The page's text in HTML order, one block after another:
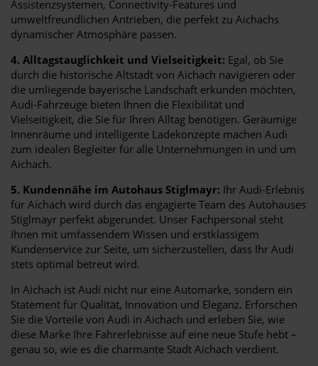
Assistenzsystemen, Connectivity-Features und
umweltfreundlichen Antrieben, die perfekt zu Aichachs
dynamischer Atmosphäre passen.
4. Alltagstauglichkeit und Vielseitigkeit: Egal, ob Sie
durch die historische Altstadt von Aichach navigieren oder
die umliegende bayerische Landschaft erkunden möchten,
Audi-Fahrzeuge bieten Ihnen die Flexibilität und
Vielseitigkeit, die Sie für Ihren Alltag benötigen. Geräumige
Innenräume und intelligente Ladekonzepte machen Audi
zum idealen Begleiter für alle Unternehmungen in und um
Aichach.
5. Kundennähe im Autohaus Stiglmayr: Ihr Audi-Erlebnis
für Aichach wird durch das engagierte Team des Autohauses
Stiglmayr perfekt abgerundet. Unser Fachpersonal steht
Ihnen mit umfassendem Wissen und erstklassigem
Kundenservice zur Seite, um sicherzustellen, dass Ihr Audi
stets optimal betreut wird.
In Aichach ist Audi nicht nur eine Automarke, sondern ein
Statement für Qualität, Innovation und Eleganz. Erforschen
Sie die Vorteile von Audi in Aichach und erleben Sie, wie
diese Marke Ihre Fahrerlebnisse auf eine neue Stufe hebt –
genau so, wie es die charmante Stadt Aichach verdient.